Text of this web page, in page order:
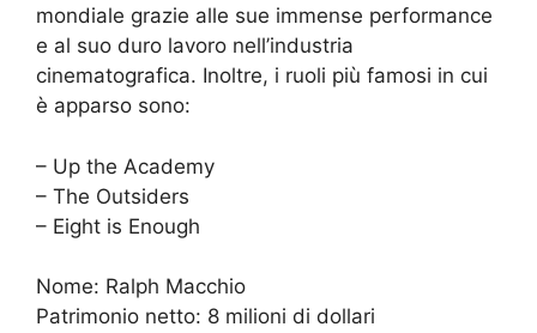
mondiale grazie alle sue immense performance
e al suo duro lavoro nell’industria
cinematografica. Inoltre, i ruoli più famosi in cui
è apparso sono:
– Up the Academy
– The Outsiders
– Eight is Enough
Nome: Ralph Macchio
Patrimonio netto: 8 milioni di dollari